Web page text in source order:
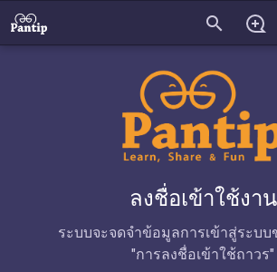
search
ลงชื่อเข้าใช้งาน
ระบบจะจดจำข้อมูลการเข้าสู่ระบ
"การลงชื่อเข้าใช้ถาวร"